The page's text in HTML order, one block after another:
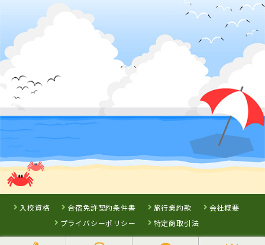
詳 細 予 約
3位
かんおんじ自動車学校
岡山県
詳 細
予 約
鳥取県
イナバ自動車学
詳 細
徳島県
徳島わきまち自
動車学校
詳 細
予 約
7位 8位 9位
入校資格 合宿免許契約条件書 旅行業約款
会社概要
プライバシーポリシー
特定商取引法